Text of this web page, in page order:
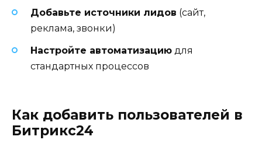
Добавьте источники лидов (сайт,
реклама, звонки)
Настройте автоматизацию для
стандартных процессов
Как добавить пользователей в
Битрикс24